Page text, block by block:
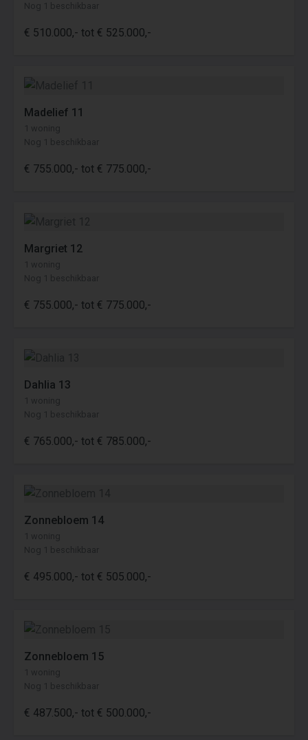
Nog 1 beschikbaar
€ 510.000,- tot € 525.000,-
Madelief 11
1 woning
Nog 1 beschikbaar
€ 755.000,- tot € 775.000,-
Margriet 12
1 woning
Nog 1 beschikbaar
€ 755.000,- tot € 775.000,-
Dahlia 13
1 woning
Nog 1 beschikbaar
€ 765.000,- tot € 785.000,-
Zonnebloem 14
1 woning
Nog 1 beschikbaar
€ 495.000,- tot € 505.000,-
Zonnebloem 15
1 woning
Nog 1 beschikbaar
€ 487.500,- tot € 500.000,-